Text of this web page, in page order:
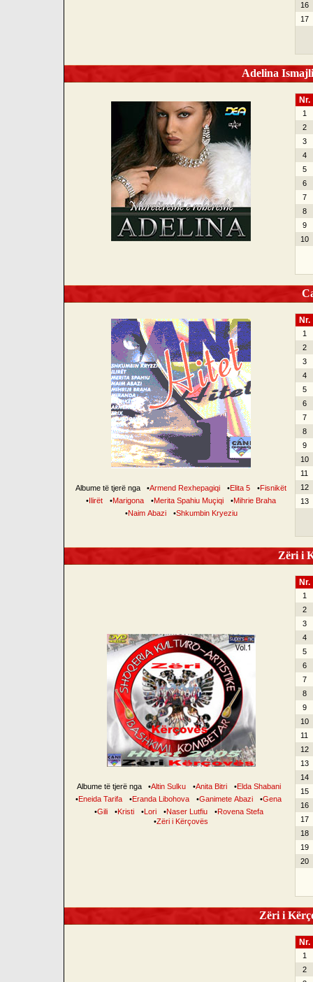
16
17
Adelina
Nr.
1
2
3
4
5
6
7
8
9
10
Albume të tjerë nga •Armend Rexhepagiqi •Elita 5 •Fisnikët
•Ilirët •Marigona •Merita Spahiu Muçiqi •Mihrie Braha
•Naim Abazi •Shkumbin Kryeziu
Nr.
1
2
3
4
5
6
7
8
9
10
11
12
13
Zëri i
Albume të tjerë nga •Altin Sulku •Anita Bitri •Elda Shabani
•Eneida Tarifa •Eranda Libohova •Ganimete Abazi •Gena
•Gili •Kristi •Lori •Naser Lutfiu •Rovena Stefa
•Zëri i Kërçovës
Nr.
1
2
3
4
5
6
7
8
9
10
11
12
13
14
15
16
17
18
19
20
Zëri i
Nr.
1
2